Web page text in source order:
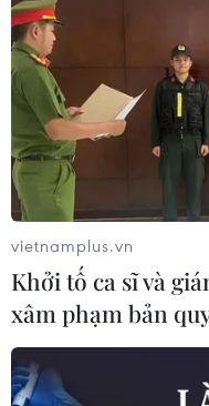
vietnamplus.vn
Khởi tố ca sĩ và
xâm phạm bản